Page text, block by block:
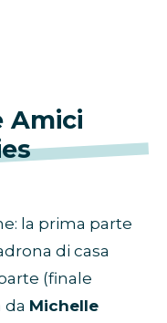
Amici
la prima parte
di casa
(finale
da Michelle